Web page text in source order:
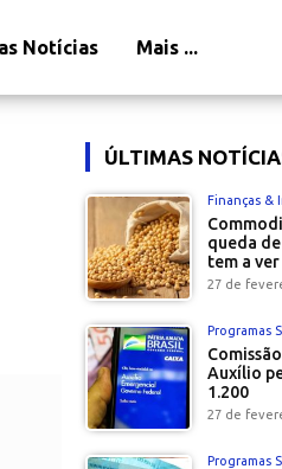
Notícias Mais ...
ÚLTIMAS
Finanças &
queda
tem a
27 de
Programas
Auxílio
1.200
27 de
Programas